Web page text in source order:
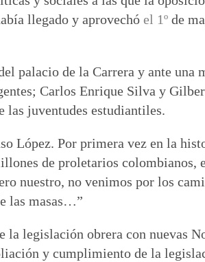
llegado y aprovechó el 1º de
palacio de la Carrera y ante
Carlos Enrique Silva y
las juventudes estudiantiles.
López. Por primera vez en la
de proletarios colombianos,
nuestro, no venimos por los
las masas…”
legislación obrera con nuevas
y cumplimiento de la